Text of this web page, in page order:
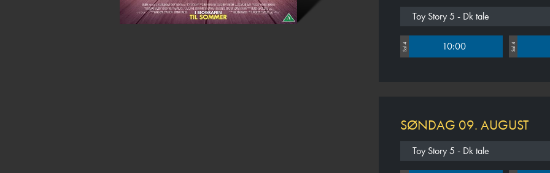
Toy Story 5 - Dk tale
Sal 4 10:00 Sal 4
SØNDAG 09. AUGUST
Toy Story 5 - Dk tale